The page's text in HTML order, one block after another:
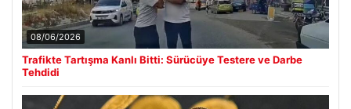
08/06/2026
Trafikte Tartışma Kanlı Bitti: Sürücüye Testere ve Darbe
Tehdidi